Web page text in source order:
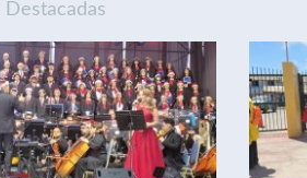
Destacadas